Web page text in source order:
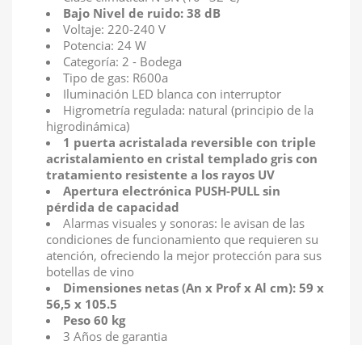
Bajo Nivel de ruido: 38 dB
Voltaje: 220-240 V
Potencia: 24 W
Categoría: 2 - Bodega
Tipo de gas: R600a
Iluminación LED blanca con interruptor
Higrometría regulada: natural (principio de la
higrodinámica)
1 puerta acristalada reversible con triple
acristalamiento en cristal templado gris con
tratamiento resistente a los rayos UV
Apertura electrónica PUSH-PULL sin
pérdida de capacidad
Alarmas visuales y sonoras: le avisan de las
condiciones de funcionamiento que requieren su
atención, ofreciendo la mejor protección para sus
botellas de vino
Dimensiones netas (An x Prof x Al cm): 59 x
56,5 x 105.5
Peso 60 kg
3 Años de garantia